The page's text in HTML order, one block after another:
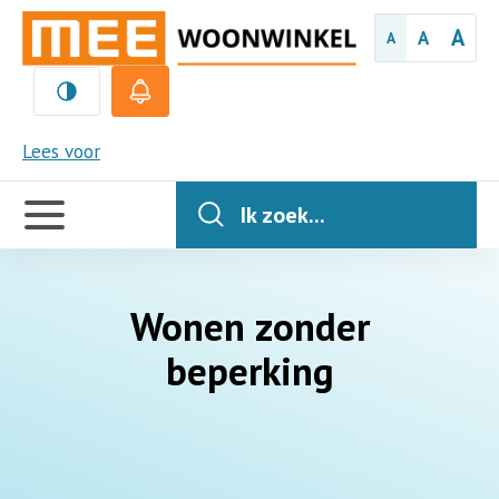
A A A
Lees voor
MEE
Handige
links
Ik zoek...
Wonen zonder
beperking